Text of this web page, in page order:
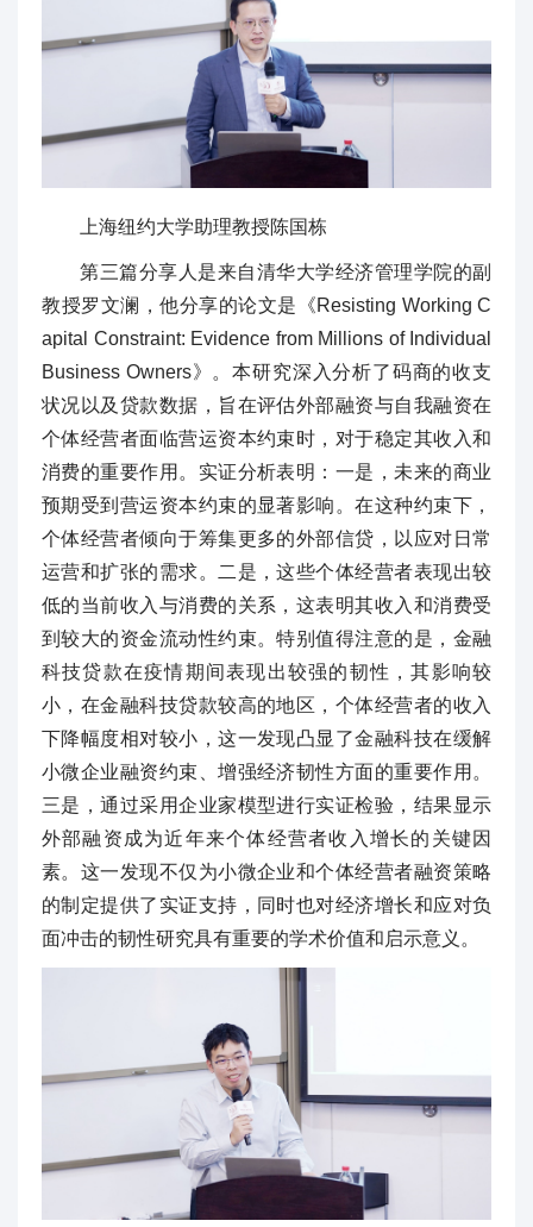
上海纽约大学助理教授陈国栋
第三篇分享人是来自清华大学经济管理学院的副
教授罗文澜，他分享的论文是《Resisting Working C
apital Constraint: Evidence from Millions of Individual
Business Owners》。本研究深入分析了码商的收支
状况以及贷款数据，旨在评估外部融资与自我融资在
个体经营者面临营运资本约束时，对于稳定其收入和
消费的重要作用。实证分析表明：一是，未来的商业
预期受到营运资本约束的显著影响。在这种约束下，
个体经营者倾向于筹集更多的外部信贷，以应对日常
运营和扩张的需求。二是，这些个体经营者表现出较
低的当前收入与消费的关系，这表明其收入和消费受
到较大的资金流动性约束。特别值得注意的是，金融
科技贷款在疫情期间表现出较强的韧性，其影响较
小，在金融科技贷款较高的地区，个体经营者的收入
下降幅度相对较小，这一发现凸显了金融科技在缓解
小微企业融资约束、增强经济韧性方面的重要作用。
三是，通过采用企业家模型进行实证检验，结果显示
外部融资成为近年来个体经营者收入增长的关键因
素。这一发现不仅为小微企业和个体经营者融资策略
的制定提供了实证支持，同时也对经济增长和应对负
面冲击的韧性研究具有重要的学术价值和启示意义。